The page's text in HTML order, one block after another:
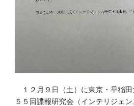
１２月９日（土）に東京・早稲
５５回諜報研究会（インテリジェ